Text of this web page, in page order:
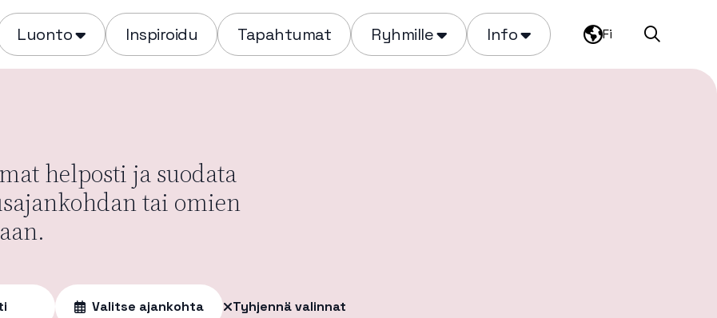
Luonto Inspiroidu Tapahtumat Ryhmille Info Fi Haku
helposti ja suodata
tai omien
Valitse ajankohta Tyhjennä valinnat